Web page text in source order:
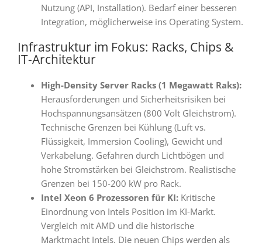
Nutzung (API, Installation). Bedarf einer besseren
Integration, möglicherweise ins Operating System.
Infrastruktur im Fokus: Racks, Chips &
IT-Architektur️
High-Density Server Racks (1 Megawatt Raks):
Herausforderungen und Sicherheitsrisiken bei
Hochspannungsansätzen (800 Volt Gleichstrom).
Technische Grenzen bei Kühlung (Luft vs.
Flüssigkeit, Immersion Cooling), Gewicht und
Verkabelung. Gefahren durch Lichtbögen und
hohe Stromstärken bei Gleichstrom. Realistische
Grenzen bei 150-200 kW pro Rack.
Intel Xeon 6 Prozessoren für KI:Kritische
Einordnung von Intels Position im KI-Markt.
Vergleich mit AMD und die historische
Marktmacht Intels. Die neuen Chips werden als